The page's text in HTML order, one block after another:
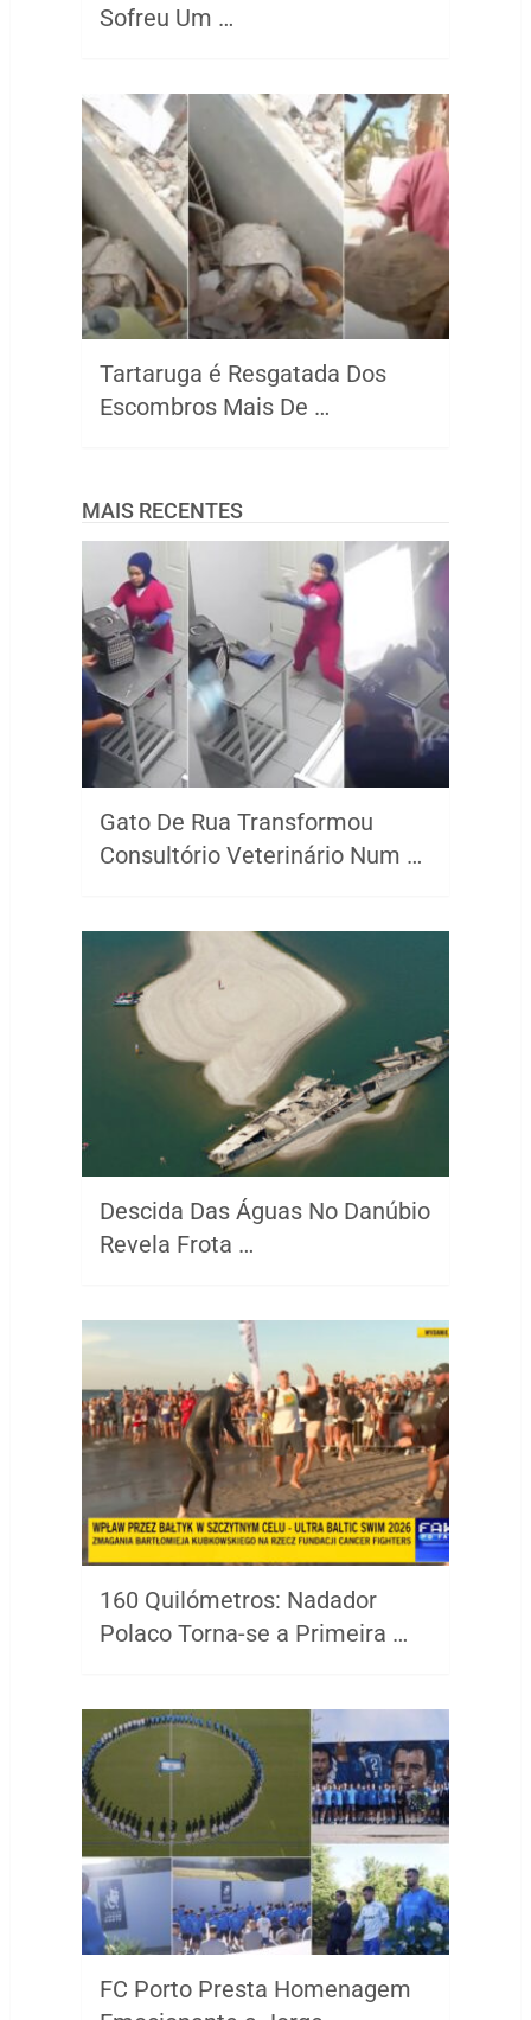
Sofreu Um …
Tartaruga é Resgatada Dos
Escombros Mais De …
MAIS RECENTES
Gato De Rua Transformou
Consultório Veterinário Num …
Descida Das Águas No Danúbio
Revela Frota …
160 Quilómetros: Nadador
Polaco Torna-se a Primeira …
FC Porto Presta Homenagem